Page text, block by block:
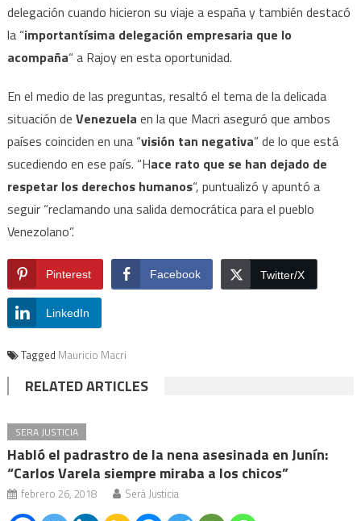
delegación cuando hicieron su viaje a españa y también destacó
la “importantísima delegación empresaria que lo
acompaña“ a Rajoy en esta oportunidad.
En el medio de las preguntas, resaltó el tema de la delicada
situación de Venezuela en la que Macri aseguró que ambos
países coinciden en una “visión tan negativa” de lo que está
sucediendo en ese país. “Hace rato que se han dejado de
respetar los derechos humanos“, puntualizó y apuntó a
seguir “reclamando una salida democrática para el pueblo
Venezolano”.
Pinterest Facebook Twitter/X
LinkedIn
Tagged Mauricio Macri
RELATED ARTICLES
SERA JUSTICIA
Habló el padrastro de la nena asesinada en Junín:
“Carlos Varela siempre miraba a los chicos”
febrero 26, 2018 Será Justicia